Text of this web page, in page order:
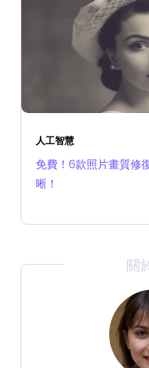
人工智慧
免費！6款照片畫質修
晰！
關